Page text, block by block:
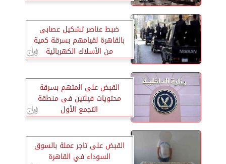
ضبط عناصر تشكيل عصابى
بالقاهرة لقيامهم بسرقة كمية
من الأسلاك الكهربائية
القبض على المتهم بسرقة
محتويات فيلتين فى منطقة
التجمع الأول
القبض على تاجر عملة بالسوق
السوداء في القاهرة